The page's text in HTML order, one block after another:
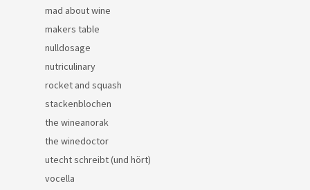
mad about wine
makers table
nulldosage
nutriculinary
rocket and squash
stackenblochen
the wineanorak
the winedoctor
utecht schreibt (und hört)
vocella